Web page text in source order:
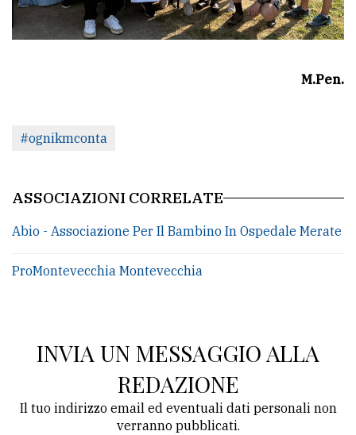
M.Pen.
#ognikmconta
ASSOCIAZIONI CORRELATE
Abio - Associazione Per Il Bambino In Ospedale Merate
ProMontevecchia Montevecchia
INVIA UN MESSAGGIO ALLA
REDAZIONE
Il tuo indirizzo email ed eventuali dati personali non
verranno pubblicati.